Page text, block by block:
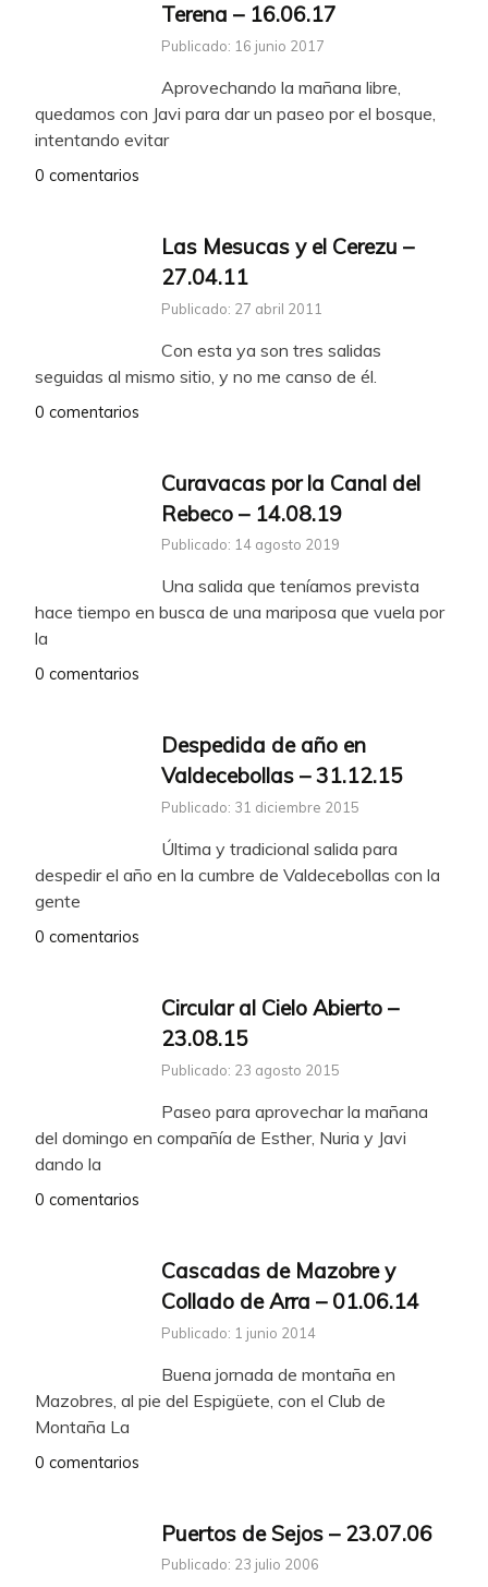
Terena – 16.06.17
Publicado: 16 junio 2017
Aprovechando la mañana libre,
quedamos con Javi para dar un paseo por el bosque,
intentando evitar
0 comentarios
Las Mesucas y el Cerezu –
27.04.11
Publicado: 27 abril 2011
Con esta ya son tres salidas
seguidas al mismo sitio, y no me canso de él.
0 comentarios
Curavacas por la Canal del
Rebeco – 14.08.19
Publicado: 14 agosto 2019
Una salida que teníamos prevista
hace tiempo en busca de una mariposa que vuela por
la
0 comentarios
Despedida de año en
Valdecebollas – 31.12.15
Publicado: 31 diciembre 2015
Última y tradicional salida para
despedir el año en la cumbre de Valdecebollas con la
gente
0 comentarios
Circular al Cielo Abierto –
23.08.15
Publicado: 23 agosto 2015
Paseo para aprovechar la mañana
del domingo en compañía de Esther, Nuria y Javi
dando la
0 comentarios
Cascadas de Mazobre y
Collado de Arra – 01.06.14
Publicado: 1 junio 2014
Buena jornada de montaña en
Mazobres, al pie del Espigüete, con el Club de
Montaña La
0 comentarios
Puertos de Sejos – 23.07.06
Publicado: 23 julio 2006